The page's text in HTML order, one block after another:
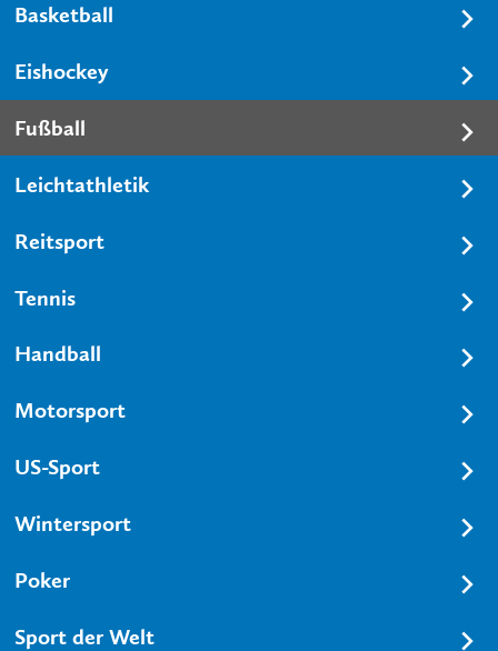
Basketball
Eishockey
Fußball
Leichtathletik
Reitsport
Tennis
Handball
Motorsport
US-Sport
Wintersport
Poker
Sport der Welt